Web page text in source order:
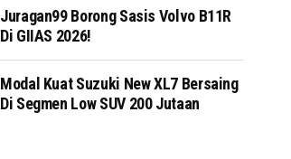
Juragan99 Borong Sasis Volvo B11R
Di GIIAS 2026!
Modal Kuat Suzuki New XL7 Bersaing
Di Segmen Low SUV 200 Jutaan